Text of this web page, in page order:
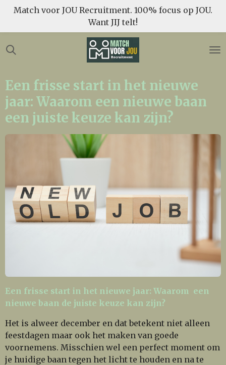
Ga
naar
de
Match voor JOU Recruitment. 100% focus op JOU.
Want JIJ telt!
Een frisse start in het nieuwe
jaar: Waarom een nieuwe baan
een juiste keuze kan zijn?
Een frisse start in het nieuwe jaar: Waarom een
nieuwe baan de juiste keuze kan zijn?
Het is alweer december en dat betekent niet alleen
feestdagen maar ook het maken van goede
voornemens. Misschien wel een perfect moment om
je huidige baan tegen het licht te houden en na te